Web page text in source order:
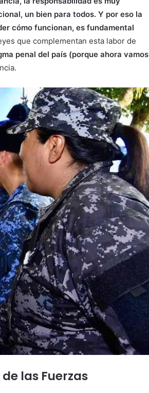
un bien para todos. Y por eso la
cómo funcionan, es fundamental
que complementan esta labor de
penal del país (porque ahora vamos
las Fuerzas